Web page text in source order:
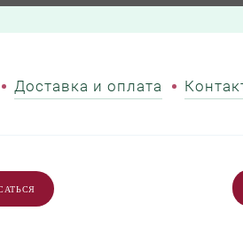
Доставка и оплата